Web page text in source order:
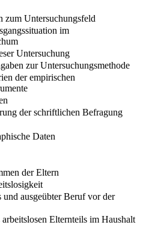
zum Untersuchungsfeld
im
Untersuchung
zur Untersuchungsmethode
der empirischen
der schriftlichen Befragung
Daten
der Eltern
und ausgeübter Beruf vor der
Elternteils im Haushalt